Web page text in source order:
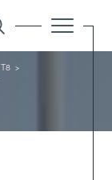
T8